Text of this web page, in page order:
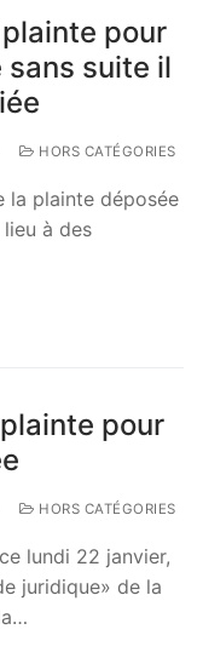
pour
sans suite il
HORS CATÉGORIES
la plainte déposée
lieu à des
pour
HORS CATÉGORIES
lundi 22 janvier,
juridique» de la